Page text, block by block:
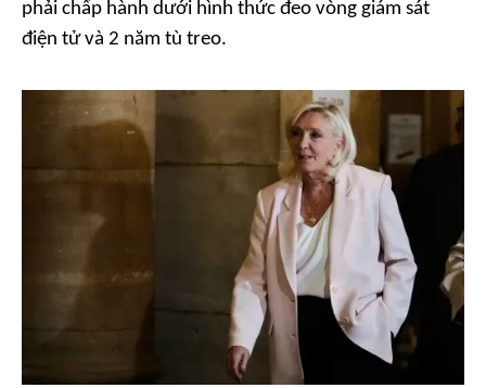
phải chấp hành dưới hình thức đeo vòng giám sát
điện tử và 2 năm tù treo.